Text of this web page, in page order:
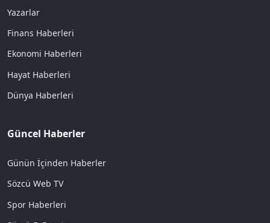
Yazarlar
Finans Haberleri
Ekonomi Haberleri
Hayat Haberleri
Dünya Haberleri
Güncel Haberler
Günün İçinden Haberler
Sözcü Web TV
Spor Haberleri